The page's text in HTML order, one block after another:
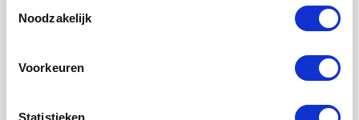
Noodzakelijk
Voorkeuren
Statistieken
KEGELFILTERS - CONISCHE FILTERS
ONDERHOUD WTW VENTILATIE